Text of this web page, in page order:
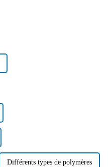
Différents types de polymères